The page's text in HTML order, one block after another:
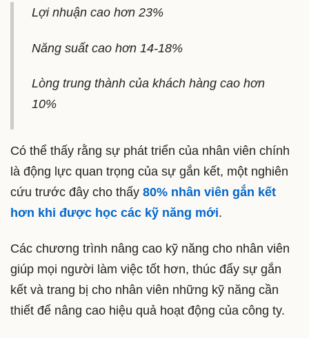
Lợi nhuận cao hơn 23%
Năng suất cao hơn 14-18%
Lòng trung thành của khách hàng cao hơn
10%
Có thể thấy rằng sự phát triển của nhân viên chính
là động lực quan trọng của sự gắn kết, một nghiên
cứu trước đây cho thấy 80% nhân viên gắn kết
hơn khi được học các kỹ năng mới.
Các chương trình nâng cao kỹ năng cho nhân viên
giúp mọi người làm việc tốt hơn, thúc đẩy sự gắn
kết và trang bị cho nhân viên những kỹ năng cần
thiết để nâng cao hiệu quả hoạt động của công ty.